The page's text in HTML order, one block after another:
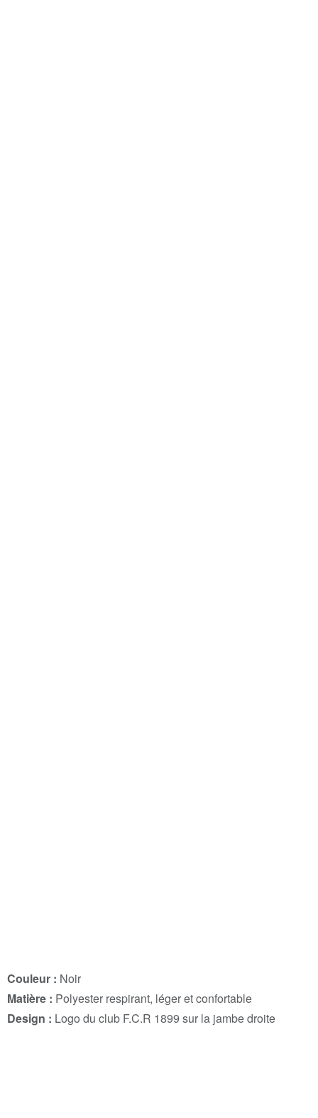
Couleur : Noir
Matière : Polyester respirant, léger et confortable
Design : Logo du club F.C.R 1899 sur la jambe droite